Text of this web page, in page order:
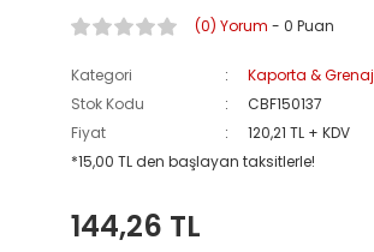
(0) Yorum - 0 Puan
Kategori
Kaporta & Grenaj
Stok Kodu
CBF150137
Fiyat
120,21 TL + KDV
*15,00 TL den başlayan taksitlerle!
144,26 TL